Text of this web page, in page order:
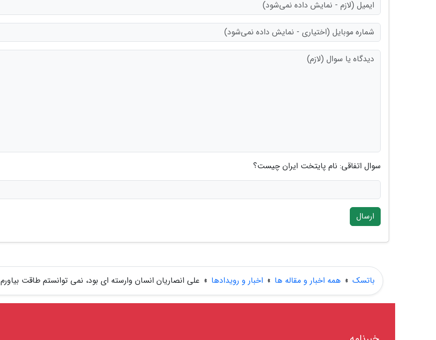
سوال اتفاقی: نام پایتخت ایران چیست؟
ارسال
باتسک » همه اخبار و مقاله ها » اخبار و رویدادها » علی انصاریان انسان وارسته ای بود، نمی توانستم طاقت بیاورم